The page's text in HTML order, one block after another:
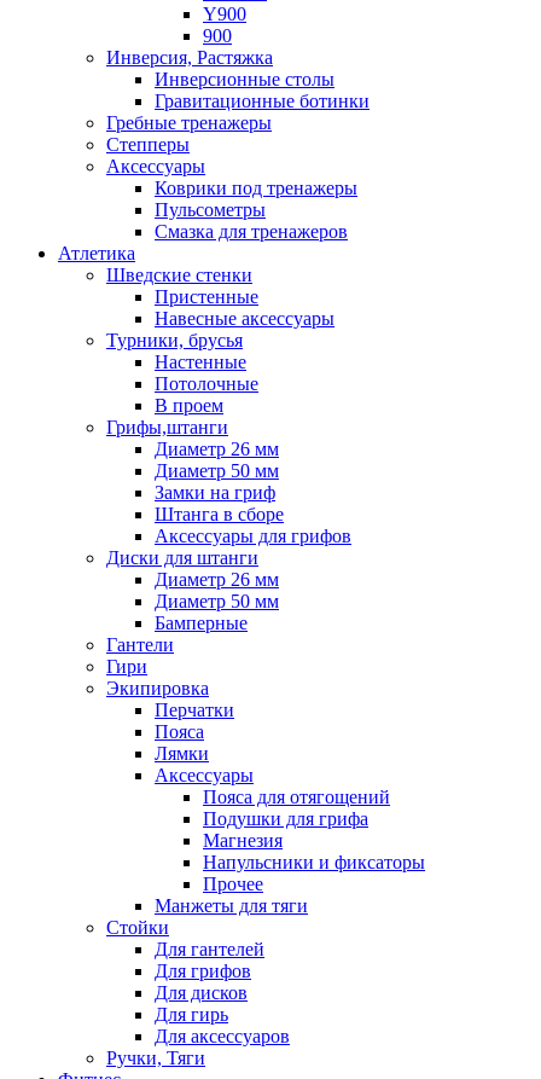
Y900
900
Инверсия, Растяжка
Инверсионные столы
Гравитационные ботинки
Гребные тренажеры
Степперы
Аксессуары
Коврики под тренажеры
Пульсометры
Смазка для тренажеров
Атлетика
Шведские стенки
Пристенные
Навесные аксессуары
Турники, брусья
Настенные
Потолочные
В проем
Грифы,штанги
Диаметр 26 мм
Диаметр 50 мм
Замки на гриф
Штанга в сборе
Аксессуары для грифов
Диски для штанги
Диаметр 26 мм
Диаметр 50 мм
Бамперные
Гантели
Гири
Экипировка
Перчатки
Пояса
Лямки
Аксессуары
Пояса для отягощений
Подушки для грифа
Магнезия
Напульсники и фиксаторы
Прочее
Манжеты для тяги
Стойки
Для гантелей
Для грифов
Для дисков
Для гирь
Для аксессуаров
Ручки, Тяги